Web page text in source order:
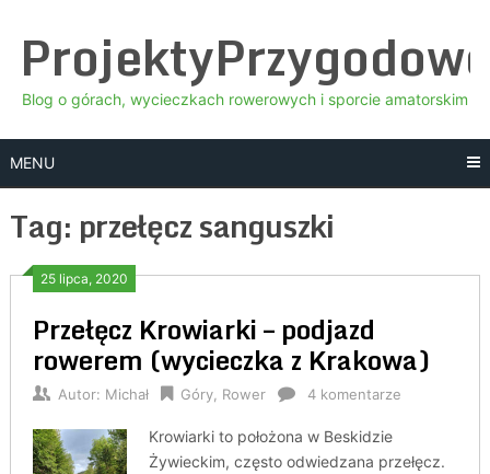
content
Blog o górach, wycieczkach rowerowych i sporcie amatorskim
MENU
Tag: przełęcz sanguszki
25 lipca, 2020
Przełęcz Krowiarki – podjazd
rowerem (wycieczka z Krakowa)
Autor: Michał Góry, Rower 4 komentarze
Krowiarki to położona w Beskidzie
Żywieckim, często odwiedzana przełęcz.